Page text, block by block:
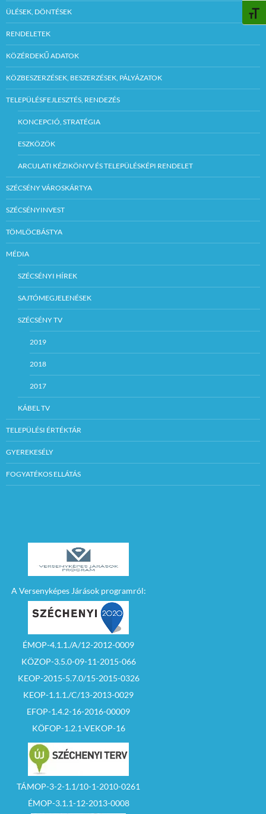
ÜLÉSEK, DÖNTÉSEK
RENDELETEK
KÖZÉRDEKŰ ADATOK
KÖZBESZERZÉSEK, BESZERZÉSEK, PÁLYÁZATOK
TELEPÜLÉSFEJLESZTÉS, RENDEZÉS
KONCEPCIÓ, STRATÉGIA
ESZKÖZÖK
ARCULATI KÉZIKÖNYV ÉS TELEPÜLÉSKÉPI RENDELET
SZÉCSÉNY VÁROSKÁRTYA
SZÉCSÉNYINVEST
TÖMLÖCBÁSTYA
MÉDIA
SZÉCSÉNYI HÍREK
SAJTÓMEGJELENÉSEK
SZÉCSÉNY TV
2019
2018
2017
KÁBEL TV
TELEPÜLÉSI ÉRTÉKTÁR
GYEREKESÉLY
FOGYATÉKOS ELLÁTÁS
A Versenyképes Járások programról:
ÉMOP-4.1.1./A/12-2012-0009
KÖZOP-3.5.0-09-11-2015-066
KEOP-2015-5.7.0/15-2015-0326
KEOP-1.1.1./C/13-2013-0029
EFOP-1.4.2-16-2016-00009
KÖFOP-1.2.1-VEKOP-16
TÁMOP-3-2-1.1/10-1-2010-0261
ÉMOP-3.1.1-12-2013-0008